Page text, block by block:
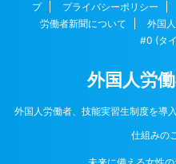
プ
プライバシーポリシー
労働者新聞について
外国
#0 (タ
外国人労
外国人労働者、技能実習生制度を導
仕組みの